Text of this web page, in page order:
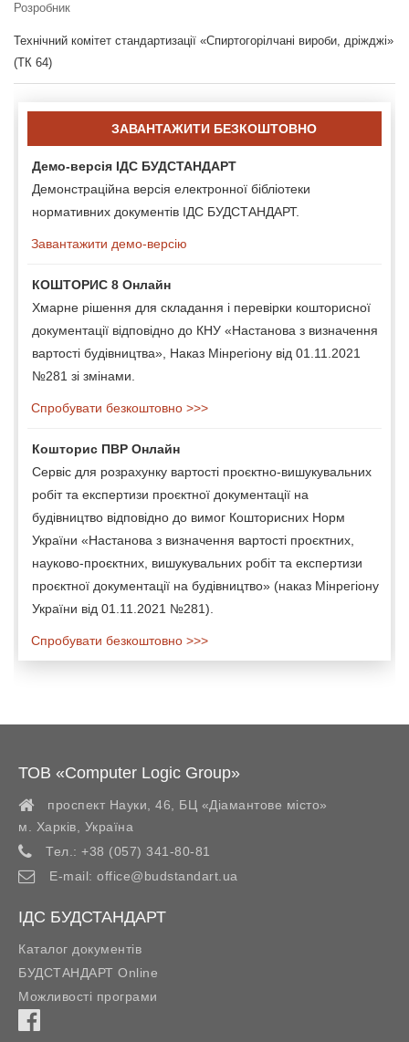
Розробник
Технічний комітет стандартизації «Спиртогорілчані вироби, дріжджі»
(ТК 64)
ЗАВАНТАЖИТИ БЕЗКОШТОВНО
Демо-версія ІДС БУДСТАНДАРТ
Демонстраційна версія електронної бібліотеки
нормативних документів ІДС БУДСТАНДАРТ.
Завантажити демо-версію
КОШТОРИС 8 Онлайн
Хмарне рішення для складання і перевірки кошторисної
документації відповідно до КНУ «Настанова з визначення
вартості будівництва», Наказ Мінрегіону від 01.11.2021
№281 зі змінами.
Спробувати безкоштовно >>>
Кошторис ПВР Онлайн
Сервіс для розрахунку вартості проєктно-вишукувальних
робіт та експертизи проєктної документації на
будівництво відповідно до вимог Кошторисних Норм
України «Настанова з визначення вартості проєктних,
науково-проєктних, вишукувальних робіт та експертизи
проєктної документації на будівництво» (наказ Мінрегіону
України від 01.11.2021 №281).
Спробувати безкоштовно >>>
ТОВ «Computer Logic Group»
проспект Науки, 46, БЦ «Діамантове місто»
м. Харків
Україна
Тел.: +38 (057) 341-80-81
E-mail: office@budstandart.ua
ІДС БУДСТАНДАРТ
Каталог документів
БУДСТАНДАРТ Online
Можливості програми